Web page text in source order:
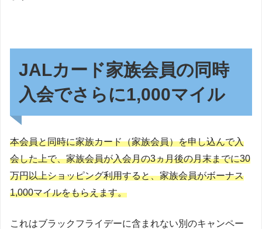
JALカード家族会員の同時
入会でさらに1,000マイル
本会員と同時に家族カード（家族会員）を申し込んで入
会した上で、家族会員が入会月の3ヵ月後の月末までに30
万円以上ショッピング利用すると、家族会員がボーナス
1,000マイルをもらえます。
これはブラックフライデーに含まれない別のキャンペー